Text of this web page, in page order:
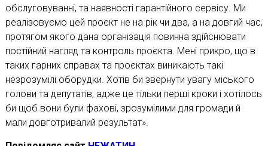
обслуговуванні, та наявності гарантійного сервісу. Ми
реалізовуємо цей проєкт не на рік чи два, а на довгий час,
протягом якого дана організація повинна здійснювати
постійний нагляд та контроль проєкта. Мені прикро, що в
таких гарних справах та проєктах виникають такі
незрозумілі оборудки. Хотів би звернути увагу міського
голови та депутатів, адже це тільки перші кроки і хотілось
би щоб вони були фахові, зрозумілими для громади й
мали довготривалий результат».